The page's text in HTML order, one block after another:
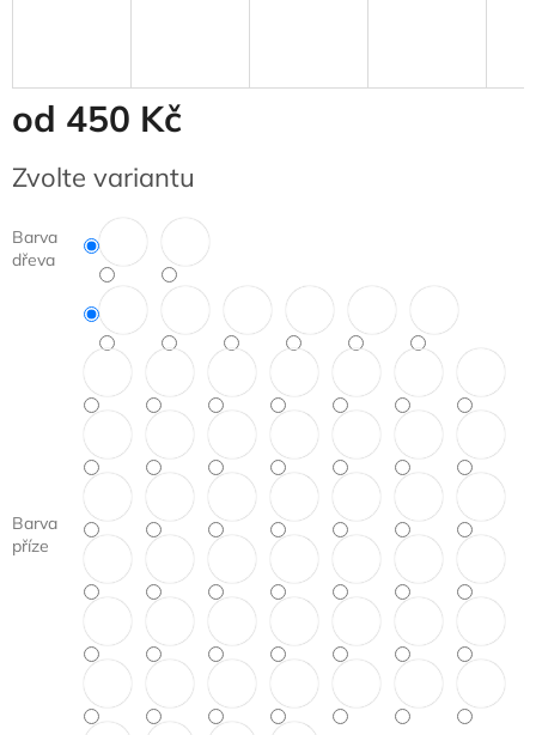
od 450 Kč
cena:
Zvolte variantu
Barva
dřeva
Barva
příze